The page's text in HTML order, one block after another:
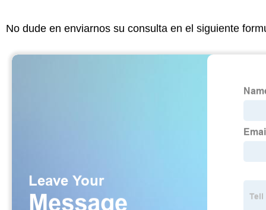
No dude en enviarnos su consulta en el siguiente